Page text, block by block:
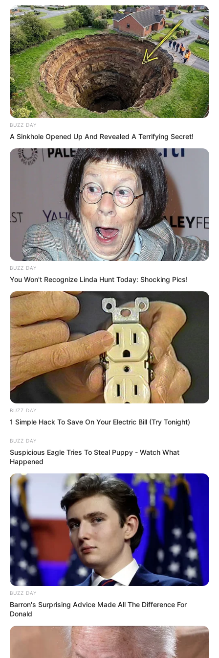
plus important des tirages reste le premier celui
qui est réalisé à l’instant « T » en ayant respecté
les trois recommandations citées plus haut; en
faire plusieurs c’est en quelque sorte
« contrarier le destin ».
Offrez-vous quelques instants de rêves avant
de valider. Fermez les yeux et prenez le temps
de bien visualiser ce que vous pourriez apporter
à votre entourage proche, ainsi qu’aux autres en
général, avant même de penser à vous.
Cancer vos numéros fétiches
pour Mega Millions
Vous pouvez faire un mixte en sélectionnant
directement vos numéros fétiches sur la grille.
En validant vous obtiendrez une grille complète.
BUZZ DAY
A Sinkhole Opened Up And Revealed A Terrifying Secret!
BUZZ DAY
You Won't Recognize Linda Hunt Today: Shocking Pics!
BUZZ DAY
1 Simple Hack To Save On Your Electric Bill (Try Tonight)
BUZZ DAY
Suspicious Eagle Tries To Steal Puppy - Watch What
Happened
BUZZ DAY
Barron's Surprising Advice Made All The Difference For
Donald